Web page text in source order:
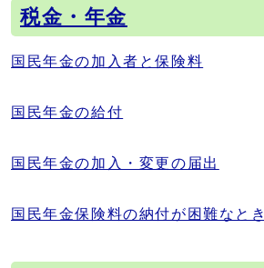
メインメニュー
税金・年金
国民年金の加入者と保険料
国民年金の給付
国民年金の加入・変更の届出
国民年金保険料の納付が困難なとき